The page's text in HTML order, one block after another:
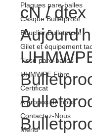
Plaques pare-balles
Casque Bulletproof
Bouclier Bulletproof
Gilet et équipement
Tissu pare-balles
UHMWPE Fibre
Certificat
À propos de nous
Contactez-Nous
Menu
cN / dtex